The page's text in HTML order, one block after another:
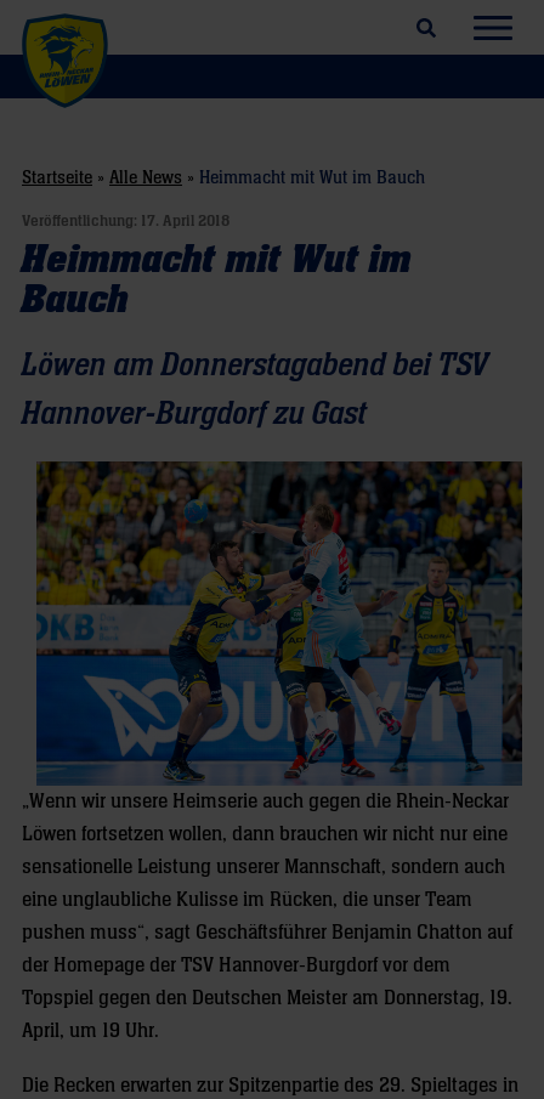
Suchfeld öffnen
Startseite » Alle News » Heimmacht mit Wut im Bauch
Veröffentlichung: 17. April 2018
Heimmacht mit Wut im
Bauch
Löwen am Donnerstagabend bei TSV
Hannover-Burgdorf zu Gast
„Wenn wir unsere Heimserie auch gegen die Rhein-Neckar
Löwen fortsetzen wollen, dann brauchen wir nicht nur eine
sensationelle Leistung unserer Mannschaft, sondern auch
eine unglaubliche Kulisse im Rücken, die unser Team
pushen muss“, sagt Geschäftsführer Benjamin Chatton auf
der Homepage der TSV Hannover-Burgdorf vor dem
Topspiel gegen den Deutschen Meister am Donnerstag, 19.
April, um 19 Uhr.
Die Recken erwarten zur Spitzenpartie des 29. Spieltages in